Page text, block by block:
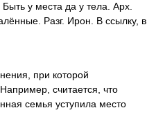
у места да у тела. Арх.
Разг. Ирон. В ссылку, в
при которой
считается, что
семья уступила место